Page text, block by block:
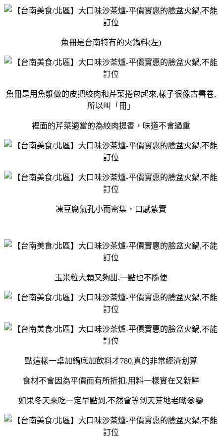
魚冊是台南特有的火鍋料(左)
魚冊是用魚漿做的皮把絞肉和芹菜捲包起來,樣子很像古書卷,
所以叫「冊」
裡面的芹菜適當的為絞肉提香，味道不會過重
凍豆腐氣孔小而密集，口感紮實
玉米粒大顆又夠甜,一點也不隨便
點這樣一桌加鍋底加飲料才780,真的非常經濟划算
食材不會因為平價而有所折扣,用料一樣實在又新鮮
如果冬天來吃一定早點到,不然會等到天荒地老呦😁😁